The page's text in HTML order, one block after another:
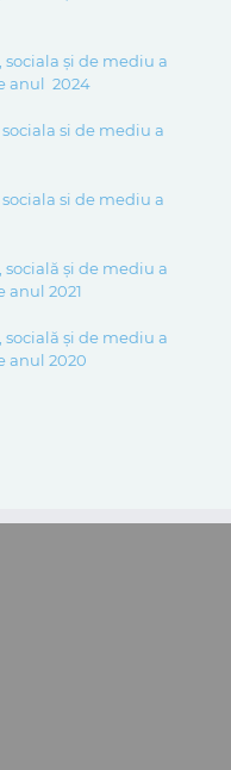
și de mediu a
anul 2024
si de mediu a
si de mediu a
și de mediu a
2021
și de mediu a
anul 2020